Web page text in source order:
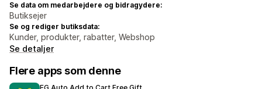
Se data om medarbejdere og bidragydere:
Butiksejer
Se og rediger butiksdata:
Kunder, produkter, rabatter, Webshop
Se detaljer
Flere apps som denne